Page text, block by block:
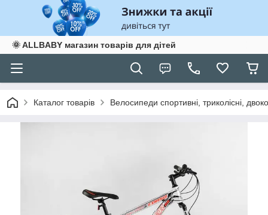
🌞 ALLBABY магазин товарів для дітей
Каталог товарів Велосипеди спортивні, триколісні,